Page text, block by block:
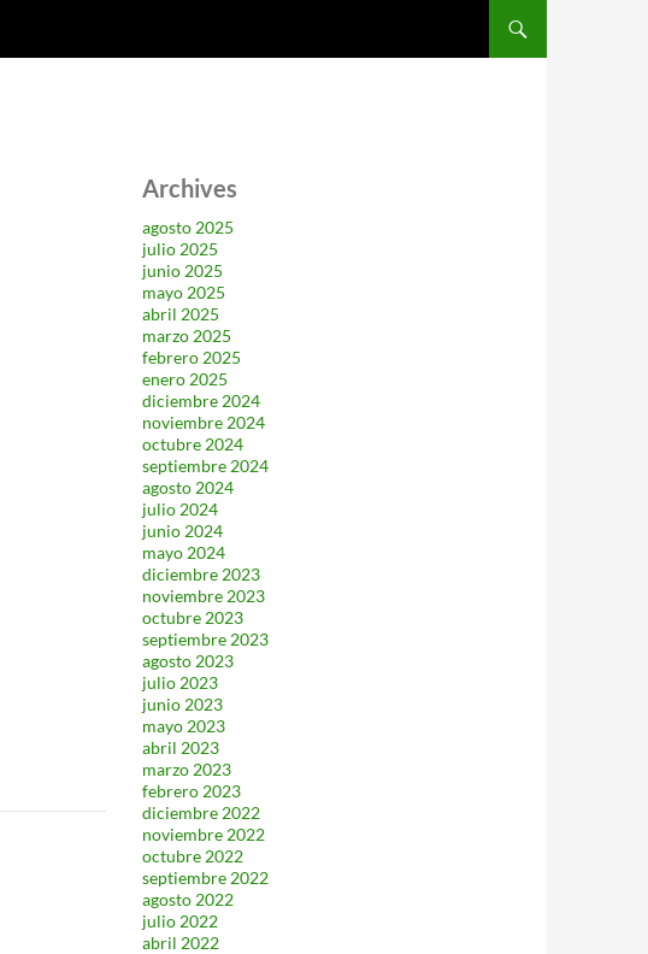
Archives
agosto 2025
julio 2025
junio 2025
mayo 2025
abril 2025
marzo 2025
febrero 2025
enero 2025
diciembre 2024
noviembre 2024
octubre 2024
septiembre 2024
agosto 2024
julio 2024
junio 2024
mayo 2024
diciembre 2023
noviembre 2023
octubre 2023
septiembre 2023
agosto 2023
julio 2023
junio 2023
mayo 2023
abril 2023
marzo 2023
febrero 2023
diciembre 2022
noviembre 2022
octubre 2022
septiembre 2022
agosto 2022
julio 2022
abril 2022